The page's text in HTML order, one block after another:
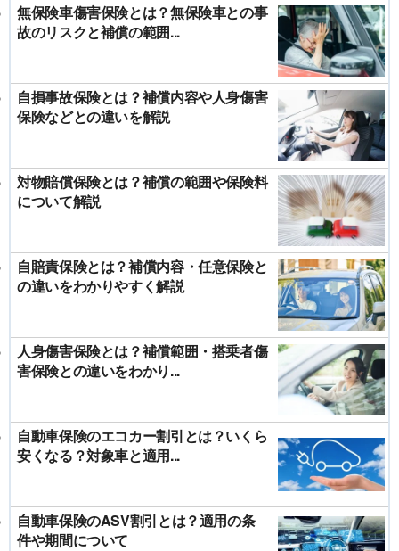
無保険車傷害保険とは？無保険車との事
故のリスクと補償の範囲...
自損事故保険とは？補償内容や人身傷害
保険などとの違いを解説
対物賠償保険とは？補償の範囲や保険料
について解説
自賠責保険とは？補償内容・任意保険と
の違いをわかりやすく解説
人身傷害保険とは？補償範囲・搭乗者傷
害保険との違いをわかり...
自動車保険のエコカー割引とは？いくら
安くなる？対象車と適用...
自動車保険のASV割引とは？適用の条
件や期間について